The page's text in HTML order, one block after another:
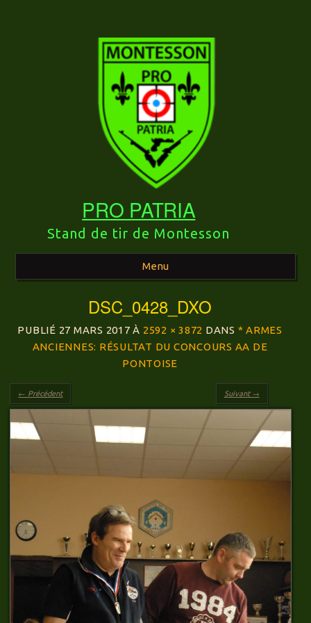
PRO PATRIA
Stand de tir de Montesson
Menu
Aller au contenu principalDSC_0428_DXO
PUBLIÉ 27 MARS 2017 À 2592 × 3872 DANS * ARMES
ANCIENNES: RÉSULTAT DU CONCOURS AA DE
PONTOISE
← Précédent Suivant →